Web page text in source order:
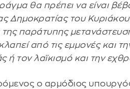
θα πρέπει να είναι
Δημοκρατίας του
της παράτυπης
από τις εμμονές και
ή τον λαϊκισμό και την
ο αρμόδιος